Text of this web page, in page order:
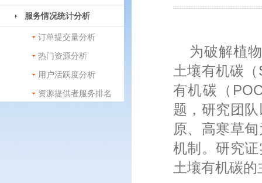
服务情况统计分析
订单提交量分析
热门资源分析
用户活跃度分析
资源提供者服务排名
为破解植
土壤有机碳
有机碳（
题，研究团
原、高寒草
机制。研究
土壤有机碳